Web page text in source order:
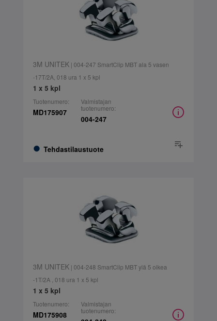
3M UNITEK| 004-247 SmartClip MBT ala 5 vasen
-17T/2A, 018 ura 1 x 5 kpl
1 x 5 kpl
Tuotenumero:
MD175907
Tehdastilaustuote
Valmistajan
tuotenumero:
004-247
3M UNITEK| 004-248 SmartClip MBT ylä 5 oikea
-1T/2A , 018 ura 1 x 5 kpl
1 x 5 kpl
Tuotenumero:
MD175908
Valmistajan
tuotenumero: